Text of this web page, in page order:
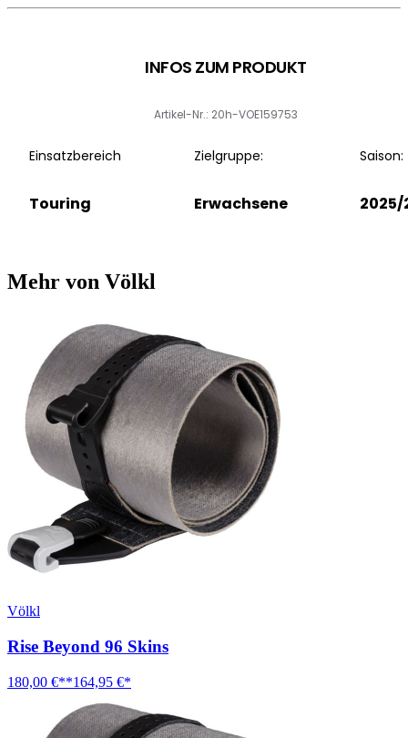
INFOS ZUM PRODUKT
Artikel-Nr.: 20h-VOE159753
Einsatzbereich
Touring
Zielgruppe:
Erwachsene
Saison:
2025/
Mehr von Völkl
Völkl
Rise Beyond 96 Skins
180,00 €**164,95 €*